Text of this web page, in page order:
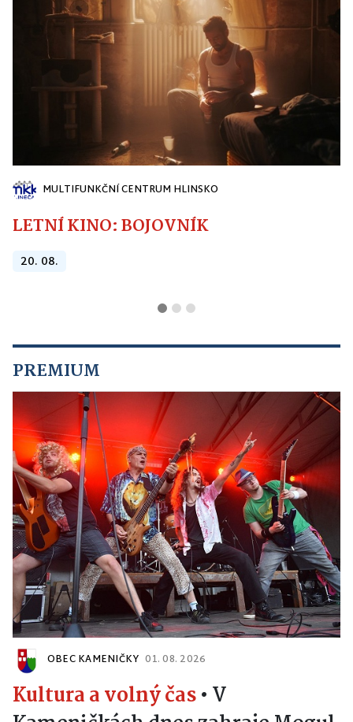
19. 08.
MULTIFUNKČNÍ CENTRUM HLINSKO
LETNÍ KINO: BOJOVNÍK
PREMIUM
OBEC KAMENIČKY 01. 08. 2026